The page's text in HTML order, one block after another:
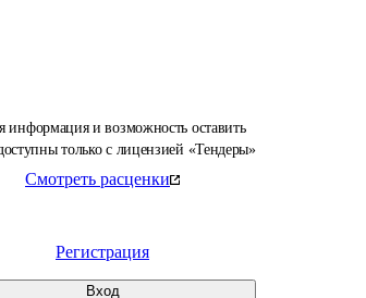
информация и возможность оставить
только с лицензией «Тендеры»
Смотреть расценки
Регистрация
Вход